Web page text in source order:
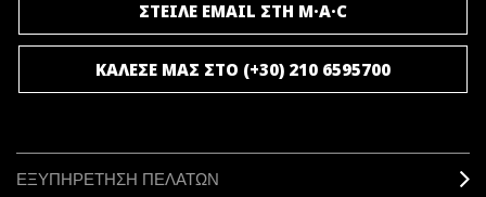
ΣΤΕΙΛΕ EMAIL ΣΤΗ M·A·C
ΚΑΛΕΣΕ ΜΑΣ ΣΤΟ (+30) 210 6595700
ΕΞΥΠΗΡΕΤΗΣΗ ΠΕΛΑΤΩΝ